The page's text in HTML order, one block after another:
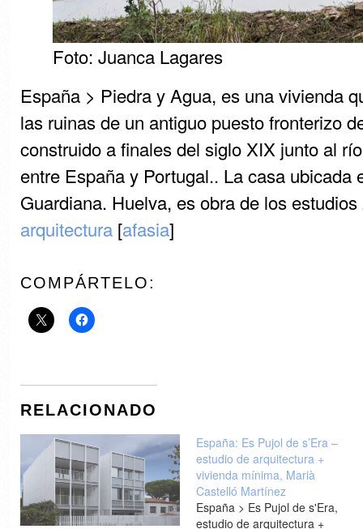
Foto: Juanca Lagares
España > Piedra y Agua, es una vivienda
las ruinas de un antiguo puesto fronterizo
construido a finales del siglo XIX junto al
entre España y Portugal.. La casa ubicada
Guardiana. Huelva, es obra de los estudios
arquitectura[afasia]
COMPÁRTELO:
RELACIONADO
España: Es Pujol de s’Era –
estudio de arquitectura +
vivienda mínima, Marià
Castelló Martínez
España > Es Pujol de s'Era,
estudio de arquitectura +